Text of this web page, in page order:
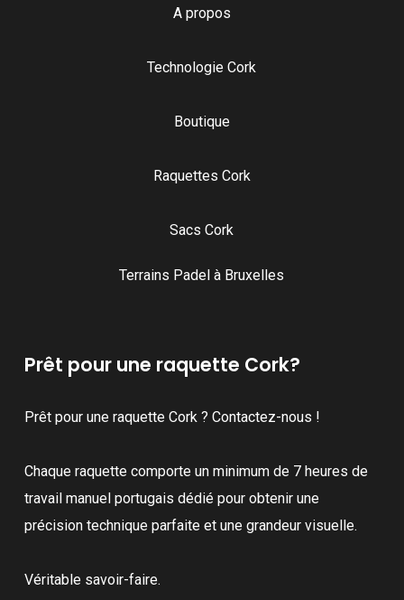
A propos
Technologie Cork
Boutique
Raquettes Cork
Sacs Cork
Terrains Padel à Bruxelles
Prêt pour une raquette Cork?
Prêt pour une raquette Cork ? Contactez-nous !
Chaque raquette comporte un minimum de 7 heures de
travail manuel portugais dédié pour obtenir une
précision technique parfaite et une grandeur visuelle.
Véritable savoir-faire.